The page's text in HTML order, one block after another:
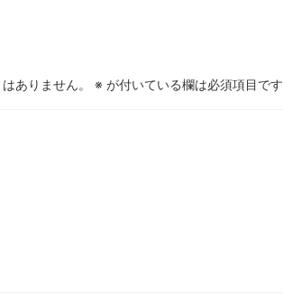
ありません。 ※ が付いている欄は必須項目です